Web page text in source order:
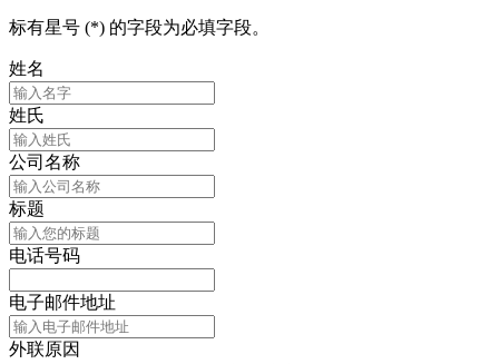
标有星号 (*) 的字段为必填字段。
姓名
姓氏
公司名称
标题
电话号码
电子邮件地址
外联原因